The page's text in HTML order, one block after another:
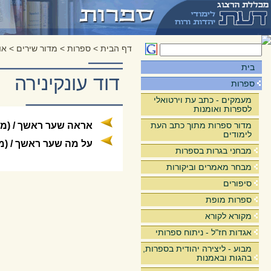
בית
ספרות
מעמקים - כתב עת וירטואלי
לספרות ואומנות
מדור ספרות מתוך כתב העת
לימודים
מבחני בגרות בספרות
מבחר מאמרים וביקורות
סיפורים
ספרות מופת
מקורא לקורא
אגדות חז"ל - ניתוח ספרותי
מבוע - ליצירה יהודית בספרות,
בהגות ובאמנות
דף הבית > ספרות > מדור שירים >
דוד עונקינירה
אראה שער ראשך /
על מה שער ראשך /